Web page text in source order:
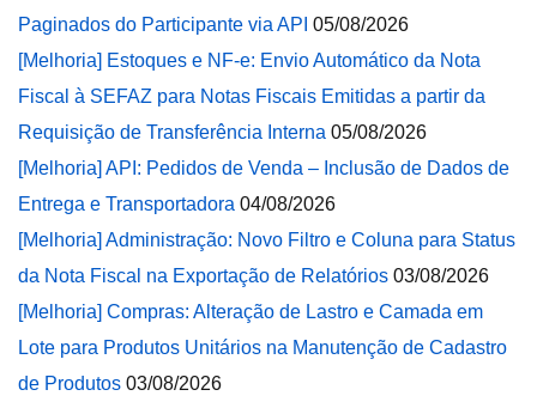
Paginados do Participante via API 05/08/2026
[Melhoria] Estoques e NF-e: Envio Automático da Nota
Fiscal à SEFAZ para Notas Fiscais Emitidas a partir da
Requisição de Transferência Interna 05/08/2026
[Melhoria] API: Pedidos de Venda – Inclusão de Dados de
Entrega e Transportadora 04/08/2026
[Melhoria] Administração: Novo Filtro e Coluna para Status
da Nota Fiscal na Exportação de Relatórios 03/08/2026
[Melhoria] Compras: Alteração de Lastro e Camada em
Lote para Produtos Unitários na Manutenção de Cadastro
de Produtos 03/08/2026